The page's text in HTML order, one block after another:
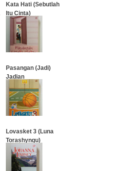
Kata Hati (Sebutlah
Itu Cinta)
Pasangan (Jadi)
Jadian
…
Lovasket 3 (Luna
Torashyngu)
…